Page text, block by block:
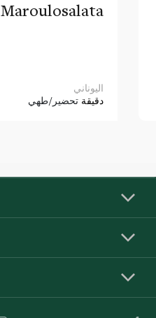
Maroulosalata
اليوناني
دقيقة تحضير/طهي